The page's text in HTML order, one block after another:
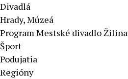
Divadlá
Hrady, Múzeá
Program Mestské divadlo Žilina
Šport
Podujatia
Regióny